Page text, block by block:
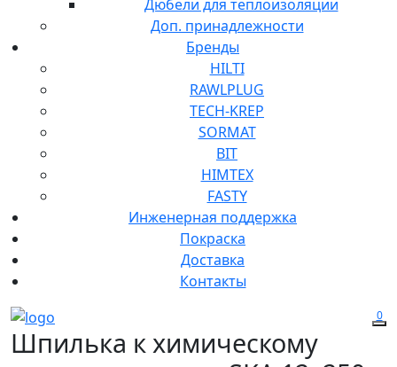
Дюбели для теплоизоляции
Доп. принадлежности
Бренды
HILTI
RAWLPLUG
TECH-KREP
SORMAT
BIT
HIMTEX
FASTY
Инженерная поддержка
Покраска
Доставка
Контакты
0
Шпилька к химическому